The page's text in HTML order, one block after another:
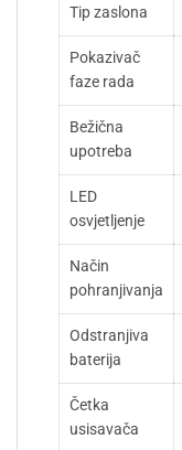
Tip zaslona
Pokazivač
faze rada
Bežična
upotreba
LED
osvjetljenje
Način
pohranjivanja
Odstranjiva
baterija
Četka
usisavača